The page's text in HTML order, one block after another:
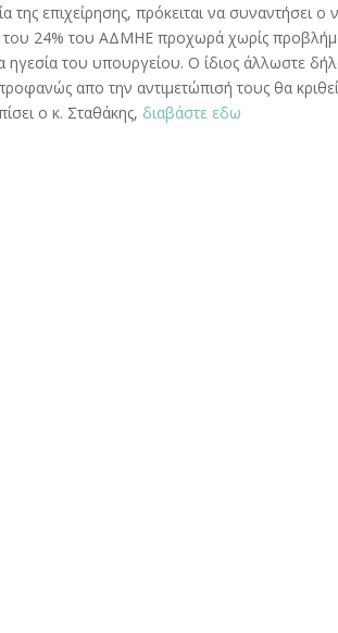
της επιχείρησης, πρόκειται να συναντήσει
24% του ΑΔΜΗΕ προχωρά χωρίς
ηγεσία του υπουργείου. Ο ίδιος άλλωστε
απο την αντιμετώπισή τους θα
ο κ. Σταθάκης, διαβάστε εδω